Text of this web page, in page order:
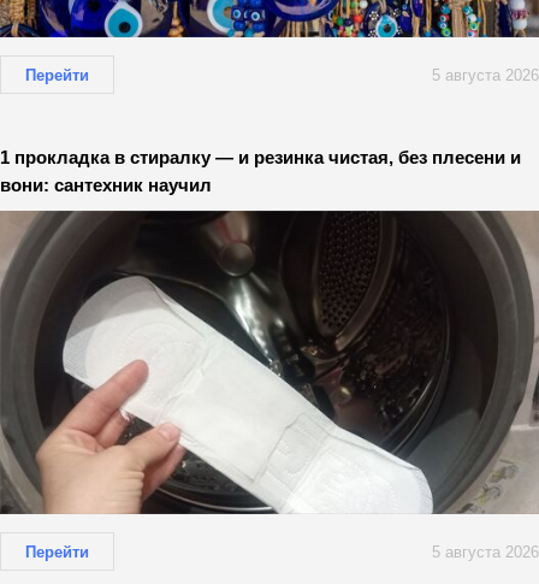
Перейти 5 августа 2026
1 прокладка в стиралку — и резинка чистая, без плесени и
вони: сантехник научил
Перейти 5 августа 2026